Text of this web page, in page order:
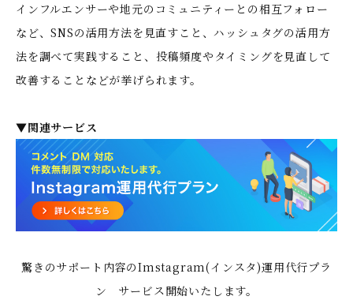
インフルエンサーや地元のコミュニティーとの相互フォロー
など、SNSの活用方法を見直すこと、ハッシュタグの活用方
法を調べて実践すること、投稿頻度やタイミングを見直して
改善することなどが挙げられます。
▼関連サービス
驚きのサポート内容のImstagram(インスタ)運用代行プラ
ン サービス開始いたします。